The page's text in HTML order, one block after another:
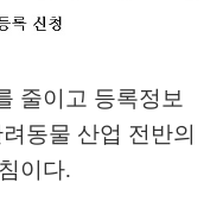
줄이고 등록정보
동물 산업 전반의
이다.